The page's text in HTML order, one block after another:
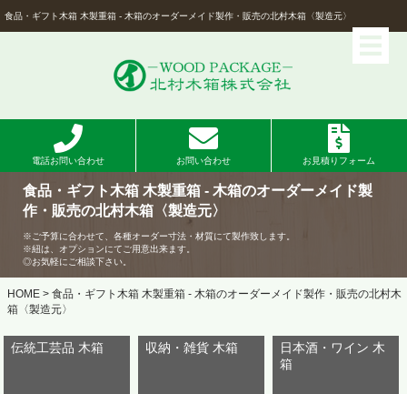
食品・ギフト木箱 木製重箱 - 木箱のオーダーメイド製作・販売の北村木箱〈製造元〉
電話お問い合わせ お問い合わせ お見積りフォーム
食品・ギフト木箱 木製重箱 - 木箱のオーダーメイド製
作・販売の北村木箱〈製造元〉
※ご予算に合わせて、各種オーダー寸法・材質にて製作致します。
※紐は、オプションにてご用意出来ます。
◎お気軽にご相談下さい。
HOME > 食品・ギフト木箱 木製重箱 - 木箱のオーダーメイド製作・販売の北村木
箱〈製造元〉
伝統工芸品 木箱 収納・雑貨 木箱
日本酒・ワイン 木
箱